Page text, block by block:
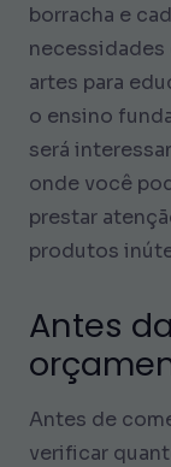
borracha e
artes para
o ensino
será
onde você
prestar
produtos
Antes
Antes de
verificar